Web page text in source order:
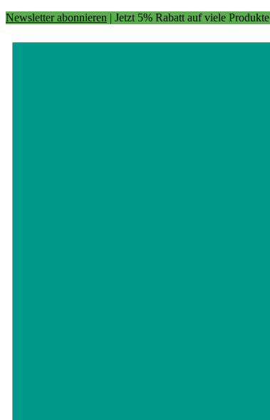
Newsletter abonnieren | Jetzt 5% Rabatt auf viele Produkte